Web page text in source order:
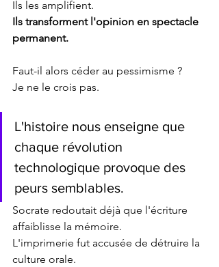
Ils les amplifient.
Ils transforment l'opinion en spectacle
permanent.
Faut-il alors céder au pessimisme ?
Je ne le crois pas.
L'histoire nous enseigne que
chaque révolution
technologique provoque des
peurs semblables.
Socrate redoutait déjà que l'écriture
affaiblisse la mémoire.
L'imprimerie fut accusée de détruire la
culture orale.